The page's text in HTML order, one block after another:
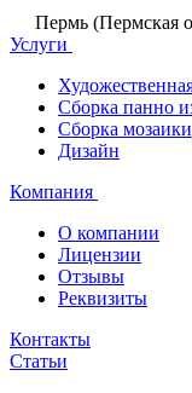
Пермь (Пермская
Услуги
Сборка панно
Сборка мозаики
Дизайн
Компания
О компании
Лицензии
Отзывы
Реквизиты
Контакты
Статьи